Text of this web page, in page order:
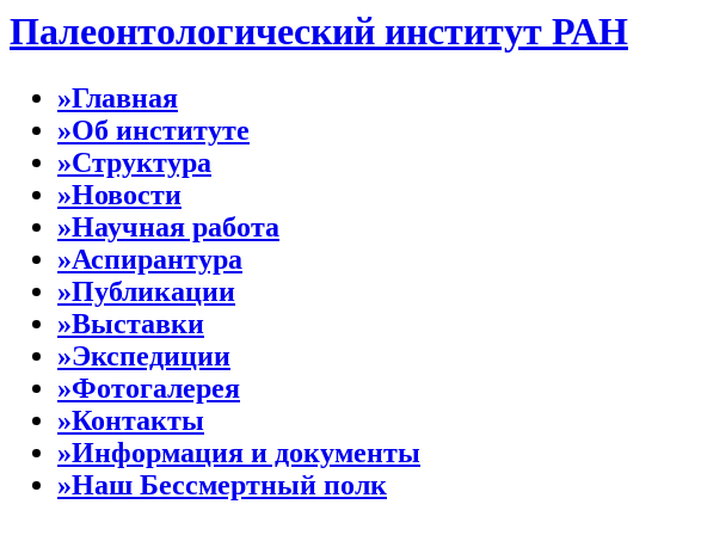
Палеонтологический институт РАН
»Главная
»Об институте
»Структура
»Новости
»Научная работа
»Аспирантура
»Публикации
»Выставки
»Экспедиции
»Фотогалерея
»Контакты
»Информация и документы
»Наш Бессмертный полк